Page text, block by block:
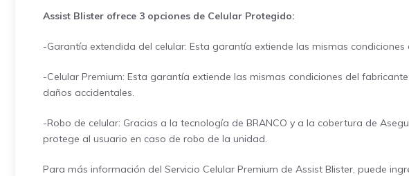
Assist Blister ofrece 3 opciones de Celular Protegido:
-Garantía extendida del celular: Esta garantía extiende las mismas condiciones
-Celular Premium: Esta garantía extiende las mismas condiciones del
daños accidentales.
-Robo de celular: Gracias a la tecnología de BRANCO y a la cobertura de
protege al usuario en caso de robo de la unidad.
Para más información del Servicio Celular Premium de Assist Blister, puede